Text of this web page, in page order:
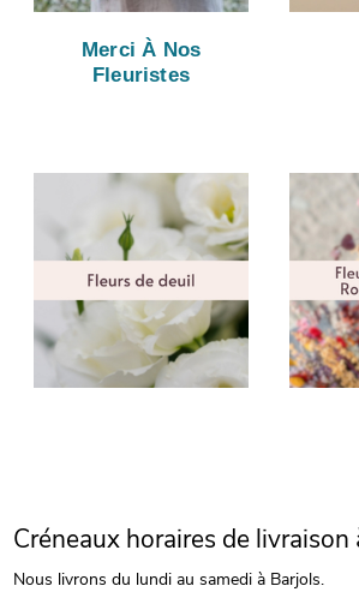
Merci À Nos
Fleuristes
Créneaux horaires de livraison
Nous livrons du lundi au samedi à Barjols.